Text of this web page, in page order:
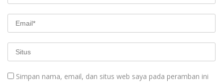
Simpan nama, email, dan situs web saya pada peramban ini